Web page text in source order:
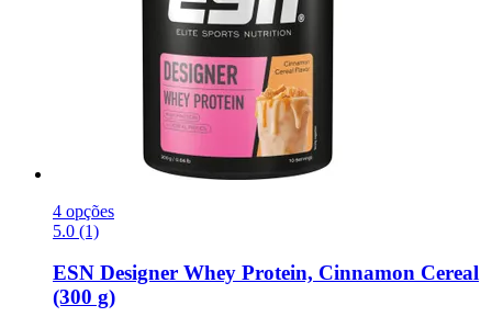
4 opções
5.0 (1)
ESN Designer Whey Protein, Cinnamon Cereal
(300 g)